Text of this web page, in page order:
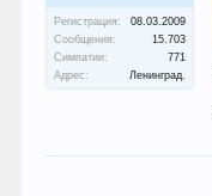
Регистрация:
08.03.2009
Сообщения:
15.703
Симпатии:
771
Адрес:
Ленинград.